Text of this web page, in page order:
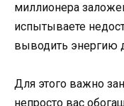
миллионера
испытываете
выводить энергию
Для этого важно
непросто вас